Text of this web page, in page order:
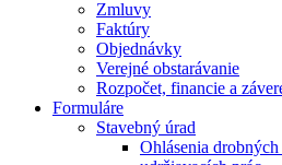
Zmluvy
Faktúry
Objednávky
Verejné obstarávanie
Rozpočet, financie a
Formuláre
Stavebný úrad
Ohlásenia